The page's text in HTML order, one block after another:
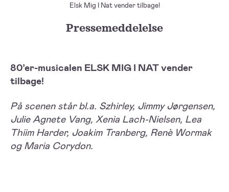
Elsk Mig I Nat vender tilbage!
Pressemeddelelse
80’er-musicalen ELSK MIG I NAT vender
tilbage!
På scenen står bl.a. Szhirley, Jimmy Jørgensen,
Julie Agnete Vang, Xenia Lach-Nielsen, Lea
Thiim Harder, Joakim Tranberg, Renè Wormak
og Maria Corydon.